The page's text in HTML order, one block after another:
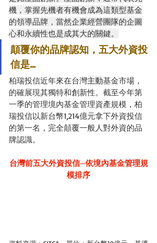
機，掌握先機者有機會成為這類型基金
的領導品牌，當然企業經營團隊的企圖
心和永續性也是成其大的關鍵。
顛覆你的品牌認知，五大外資投
信是…
柏瑞投信近年來在台灣主動基金市場，
的確展現其獨特和創新性。截至今年第
一季的管理境內基金管理資產規模，柏
瑞投信以新台幣1,214億元拿下外資投信
的第一名，完全顛覆一般人對外資的品
牌認識。
台灣前五大外資投信─依境內基金管理規
模排序